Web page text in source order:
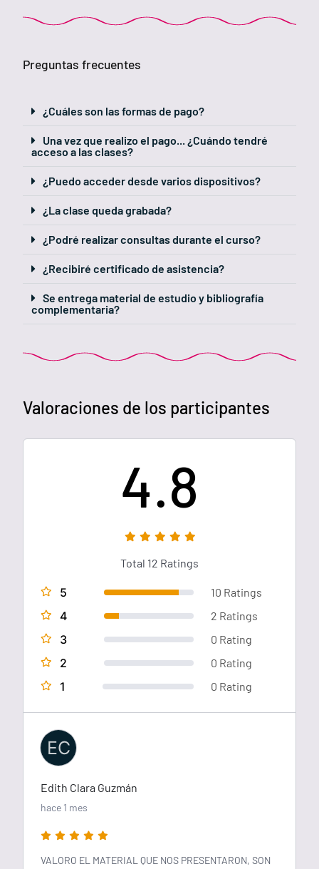
Preguntas frecuentes
¿Cuáles son las formas de pago?
Una vez que realizo el pago... ¿Cuándo tendré
acceso a las clases?
¿Puedo acceder desde varios dispositivos?
¿La clase queda grabada?
¿Podré realizar consultas durante el curso?
¿Recibiré certificado de asistencia?
Se entrega material de estudio y bibliografía
complementaria?
Valoraciones de los participantes
4.8
Total 12 Ratings
5 10 Ratings
4 2 Ratings
3 0 Rating
2 0 Rating
1 0 Rating
EC
Edith Clara Guzmán
hace 1 mes
VALORO EL MATERIAL QUE NOS PRESENTARON, SON